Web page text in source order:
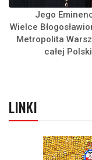
Jego
Wielce
Metropolita
całej Polski
LINKI